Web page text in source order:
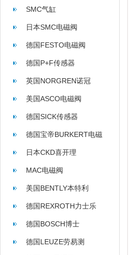
SMC气缸
日本SMC电磁阀
德国FESTO电磁阀
德国P+F传感器
英国NORGREN诺冠
美国ASCO电磁阀
德国SICK传感器
德国宝帝BURKERT电磁
阀
日本CKD喜开理
MAC电磁阀
美国BENTLY本特利
德国REXROTH力士乐
德国BOSCH博士
德国LEUZE劳易测